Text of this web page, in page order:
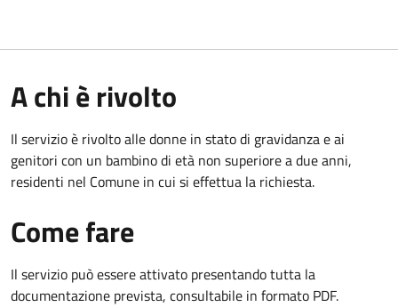
A chi è rivolto
Il servizio è rivolto alle donne in stato di gravidanza e ai
genitori con un bambino di età non superiore a due anni,
residenti nel Comune in cui si effettua la richiesta.
Come fare
Il servizio può essere attivato presentando tutta la
documentazione prevista, consultabile in formato PDF.